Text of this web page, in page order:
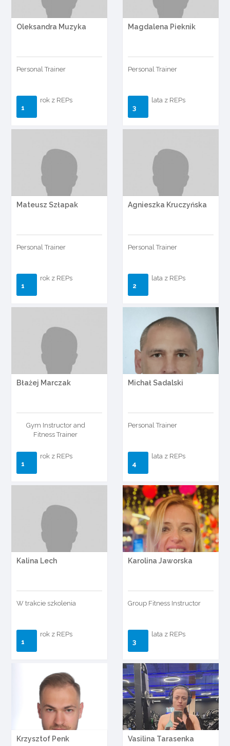
Oleksandra Muzyka
Personal Trainer
1
rok z REPs
Magdalena Pieknik
Personal Trainer
3
lata z REPs
Mateusz Szłapak
Personal Trainer
1
rok z REPs
Agnieszka Kruczyńska
Personal Trainer
2
lata z REPs
Błażej Marczak
Gym Instructor and
Fitness Trainer
1
rok z REPs
Michał Sadalski
Personal Trainer
4
lata z REPs
Kalina Lech
W trakcie szkolenia
1
rok z REPs
Karolina Jaworska
Group Fitness Instructor
3
lata z REPs
Krzysztof Penk Vasilina Tarasenka